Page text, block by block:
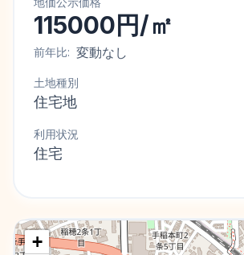
115000円/㎡
前年比: 変動なし
土地種別
住宅地
利用状況
住宅
+